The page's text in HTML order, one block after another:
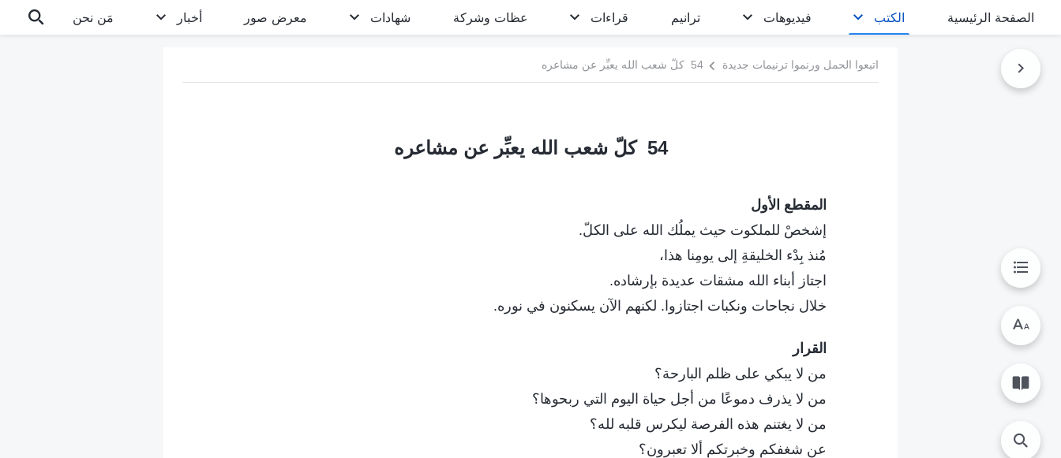
الصفحة الرئيسية الكتب فيديوهات ترانيم قراءات عظات وشركة شهادات معرض صور أخبار مَن نحن
اتبعوا الحمل ورنموا ترنيمات جديدة 54 كلّ شعب الله يعبِّر عن مشاعره
54 كلّ شعب الله يعبِّر عن مشاعره
المقطع الأول
إشخصْ للملكوت حيث يملُك الله على الكلّ.
مُنذ بِدْء الخليقةِ إلى يومِنا هذا،
اجتاز أبناء الله مشقات عديدة بإرشاده.
خلال نجاحات ونكبات اجتازوا. لكنهم الآن يسكنون في نوره.
القرار
من لا يبكي على ظلم البارحة؟
من لا يذرف دموعًا من أجل حياة اليوم التي ربحوها؟‎
من لا يغتنم هذه الفرصة ليكرس قلبه لله؟
عن شغفكم وخبرتكم ألا تعبرون؟